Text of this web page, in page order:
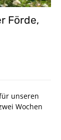
Förde,
unseren
Wochen